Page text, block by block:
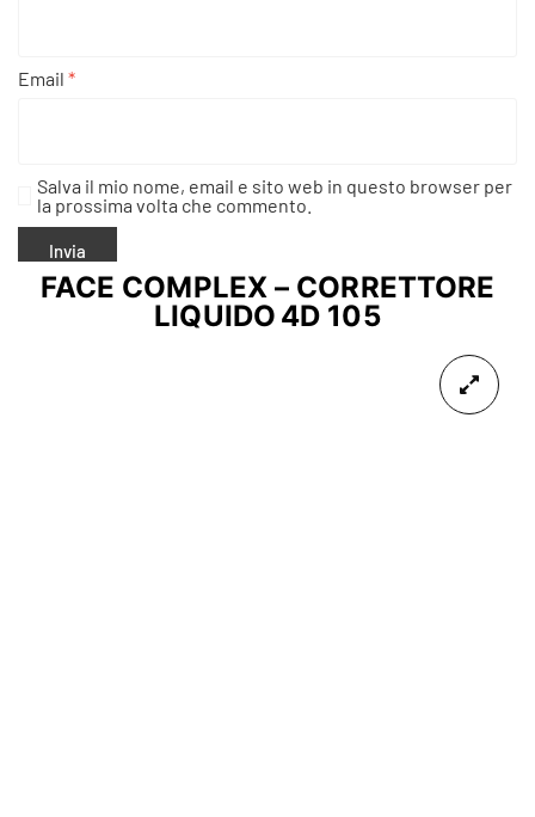
Email *
Salva il mio nome, email e sito web in questo browser per
la prossima volta che commento.
FACE COMPLEX – CORRETTORE
LIQUIDO 4D 105